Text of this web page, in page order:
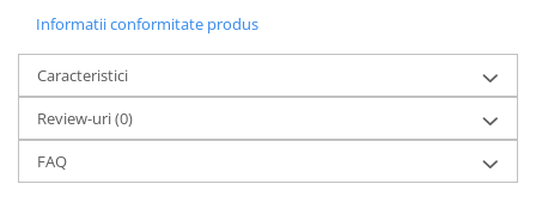
Informatii conformitate produs
Caracteristici
Review-uri(0)
FAQ